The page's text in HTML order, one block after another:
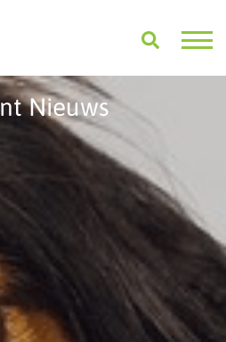
Nieuws